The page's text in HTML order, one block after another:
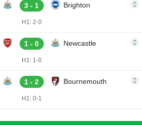
3 - 1 Brighton
H1: 2-0
1 - 0 Newcastle
H1: 1-0
1 - 2 Bournemouth
H1: 0-1